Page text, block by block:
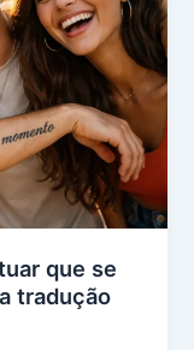
que se
tradução